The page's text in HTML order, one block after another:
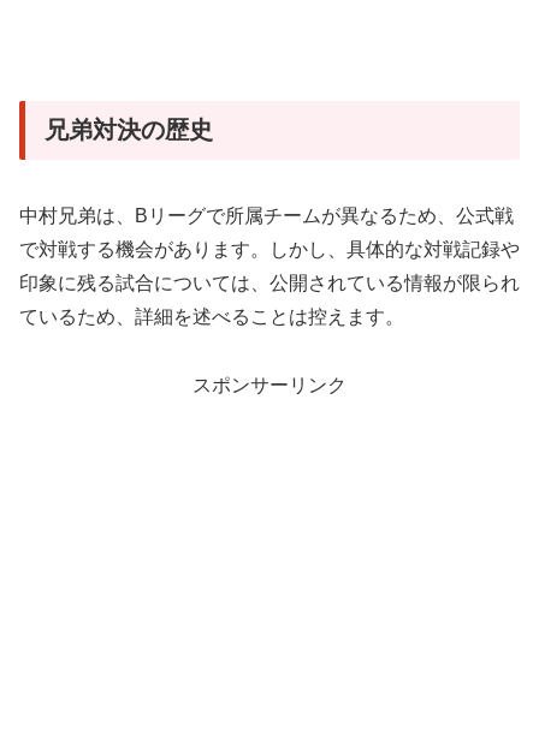
兄弟対決の歴史
中村兄弟は、Bリーグで所属チームが異なるため、公式戦
で対戦する機会があります。しかし、具体的な対戦記録や
印象に残る試合については、公開されている情報が限られ
ているため、詳細を述べることは控えます。
スポンサーリンク